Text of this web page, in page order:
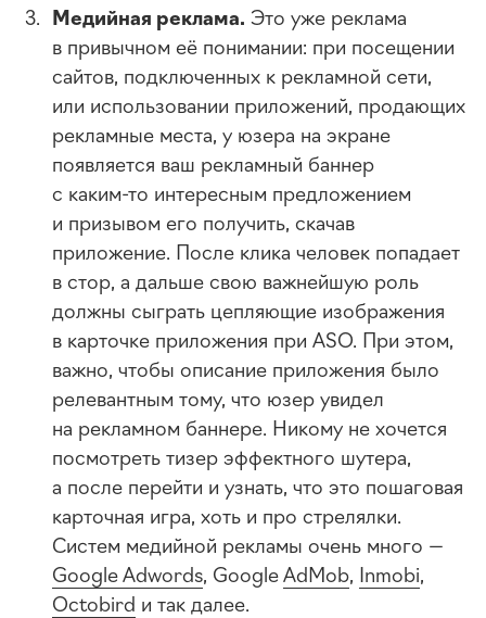
Медийная реклама. Это уже реклама
в привычном её понимании: при посещении
сайтов, подключенных к рекламной сети,
или использовании приложений, продающих
рекламные места, у юзера на экране
появляется ваш рекламный баннер
с каким-то интересным предложением
и призывом его получить, скачав
приложение. После клика человек попадает
в стор, а дальше свою важнейшую роль
должны сыграть цепляющие изображения
в карточке приложения при ASO. При этом,
важно, чтобы описание приложения было
релевантным тому, что юзер увидел
на рекламном баннере. Никому не хочется
посмотреть тизер эффектного шутера,
а после перейти и узнать, что это пошаговая
карточная игра, хоть и про стрелялки.
Систем медийной рекламы очень много —
Google Adwords, GoogleAdMob, Inmobi,
Octobird и так далее.